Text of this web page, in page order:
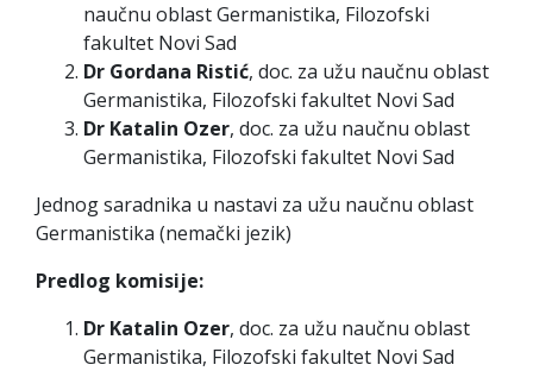
naučnu oblast Germanistika, Filozofski
fakultet Novi Sad
Dr Gordana Ristić, doc. za užu naučnu oblast
Germanistika, Filozofski fakultet Novi Sad
Dr Katalin Ozer, doc. za užu naučnu oblast
Germanistika, Filozofski fakultet Novi Sad
Jednog saradnika u nastavi za užu naučnu oblast
Germanistika (nemački jezik)
Predlog komisije:
Dr Katalin Ozer, doc. za užu naučnu oblast
Germanistika, Filozofski fakultet Novi Sad